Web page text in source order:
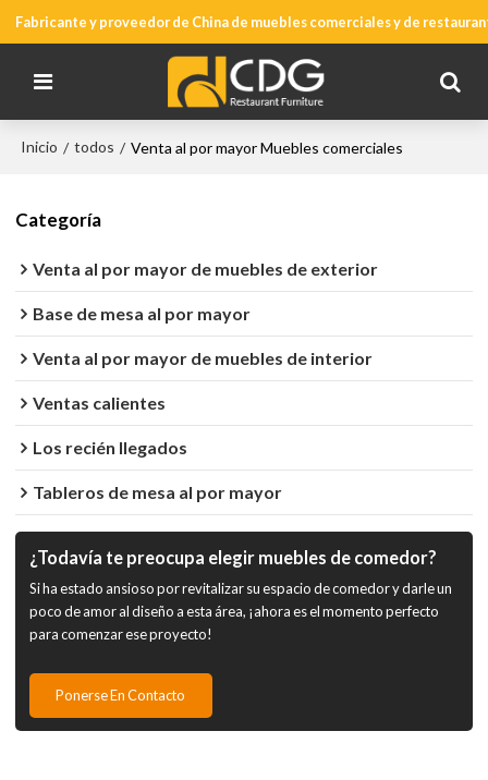
Fabricante y proveedor de China de muebles comerciales y de
Inicio / todos / Venta al por mayor Muebles comerciales
Categoría
Venta al por mayor de muebles de exterior
Base de mesa al por mayor
Venta al por mayor de muebles de interior
Ventas calientes
Los recién llegados
Tableros de mesa al por mayor
¿Todavía te preocupa elegir muebles de comedor?
Si ha estado ansioso por revitalizar su espacio de comedor y darle un
poco de amor al diseño a esta área, ¡ahora es el momento perfecto
para comenzar ese proyecto!
Ponerse En Contacto